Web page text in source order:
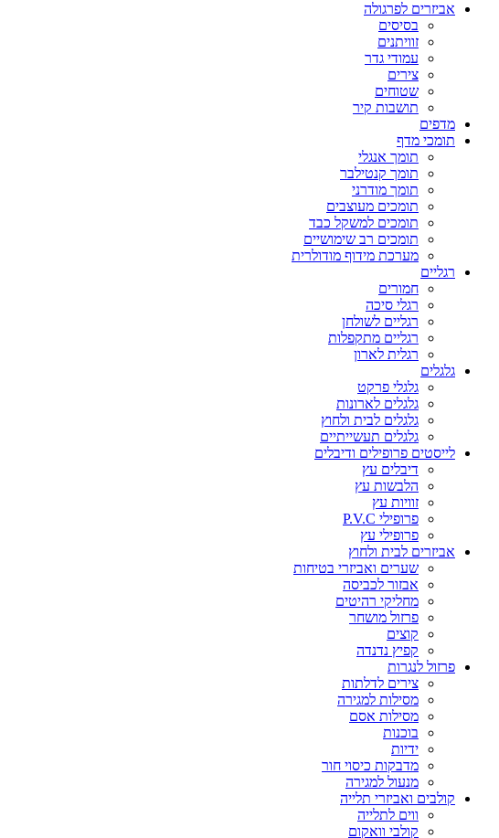
אביזרים לפרגולה
בסיסים
זוויתנים
עמודי גדר
צירים
שטוחים
תושבות קיר
מדפים
תומכי מדף
תומך אנגלי
תומך קנטילבר
תומך מודרני
תומכים מעוצבים
תומכים למשקל כבד
תומכים רב שימושיים
מערכת מידוף מודולרית
רגליים
חמורים
רגלי סיכה
רגליים לשולחן
רגליים מתקפלות
רגלית לארון
גלגלים
גלגלי פרקט
גלגלים לארונות
גלגלים לבית ולחוץ
גלגלים תעשייתיים
לייסטים פרופילים ודיבלים
דיבלים עץ
הלבשות עץ
זוויות עץ
פרופילי P.V.C
פרופילי עץ
אביזרים לבית ולחוץ
שערים ואביזרי בטיחות
אבזור לכביסה
מחליקי רהיטים
פרזול מושחר
קוצים
קפיץ נדנדה
פרזול לנגרות
צירים לדלתות
מסילות למגירה
מסילות אסם
בוכנות
ידיות
מדבקות כיסוי חור
מנעול למגירה
קולבים ואביזרי תלייה
ווים לתלייה
קולבי וואקום